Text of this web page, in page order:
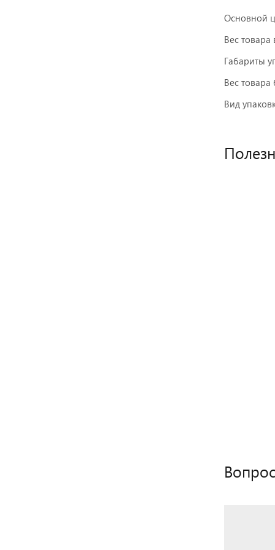
Основной
Вес товара
Габариты
Вес товара
Вид